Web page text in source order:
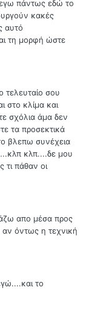
πάντως εδώ το
κακές
αυτό
τη μορφή ώστε
τελευταίο σου
στο κλίμα και
σχόλια άμα δεν
τα προσεκτικά
βλεπω συνέχεια
κλπ....δε μου
τι πάθαν οι
απο μέσα προς
αν όντως η τεχνική
το